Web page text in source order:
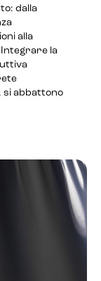
dalla
alla
Integrare la
si abbattono